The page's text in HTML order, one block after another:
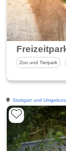
Zoo und Tierpark
Stuttgart und